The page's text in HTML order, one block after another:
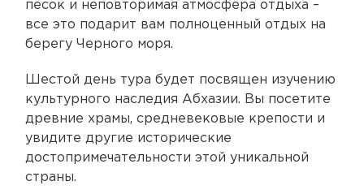
песок и неповторимая атмосфера отдыха –
все это подарит вам полноценный отдых на
берегу Черного моря.
Шестой день тура будет посвящен изучению
культурного наследия Абхазии. Вы посетите
древние храмы, средневековые крепости и
увидите другие исторические
достопримечательности этой уникальной
страны.